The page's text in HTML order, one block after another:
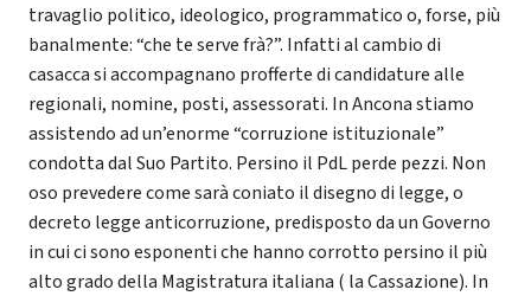
travaglio politico, ideologico, programmatico o, forse, più
banalmente: “che te serve frà?”. Infatti al cambio di
casacca si accompagnano profferte di candidature alle
regionali, nomine, posti, assessorati. In Ancona stiamo
assistendo ad un’enorme “corruzione istituzionale”
condotta dal Suo Partito. Persino il PdL perde pezzi. Non
oso prevedere come sarà coniato il disegno di legge, o
decreto legge anticorruzione, predisposto da un Governo
in cui ci sono esponenti che hanno corrotto persino il più
alto grado della Magistratura italiana ( la Cassazione). In